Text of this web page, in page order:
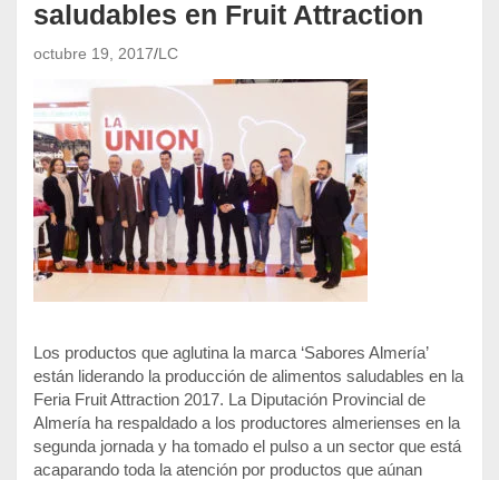
saludables en Fruit Attraction
octubre 19, 2017 LC
Los productos que aglutina la marca ‘Sabores Almería’
están liderando la producción de alimentos saludables en la
Feria Fruit Attraction 2017. La Diputación Provincial de
Almería ha respaldado a los productores almerienses en la
segunda jornada y ha tomado el pulso a un sector que está
acaparando toda la atención por productos que aúnan